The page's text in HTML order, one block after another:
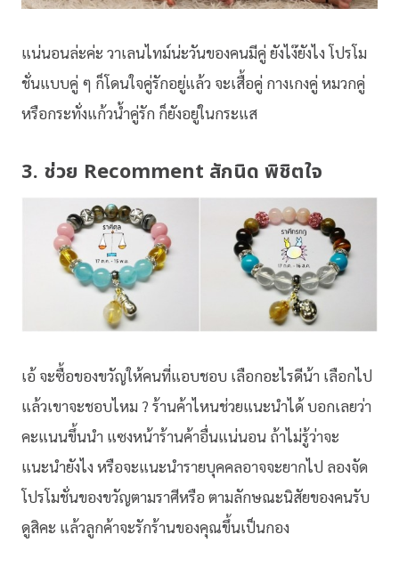
แน่นอนล่ะค่ะ วาเลนไทม์น่ะวันของคนมีคู่ ยังไง๊ยังไง โปรโม
ชั่นแบบคู่ ๆ ก็โดนใจคู่รักอยู่แล้ว จะเสื้อคู่ กางเกงคู่ หมวกคู่
หรือกระทั่งแก้วน้ำคู่รัก ก็ยังอยู่ในกระแส
3. ช่วย Recomment สักนิด พิชิตใจ
เอ้ จะซื้อของขวัญให้คนที่แอบชอบ เลือกอะไรดีน้า เลือกไป
แล้วเขาจะชอบไหม ? ร้านค้าไหนช่วยแนะนำได้ บอกเลยว่า
คะแนนขึ้นนำ แซงหน้าร้านค้าอื่นแน่นอน ถ้าไม่รู้ว่าจะ
แนะนำยังไง หรือจะแนะนำรายบุคคลอาจจะยากไป ลองจัด
โปรโมชั่นของขวัญตามราศีหรือ ตามลักษณะนิสัยของคนรับ
ดูสิคะ แล้วลูกค้าจะรักร้านของคุณขึ้นเป็นกอง